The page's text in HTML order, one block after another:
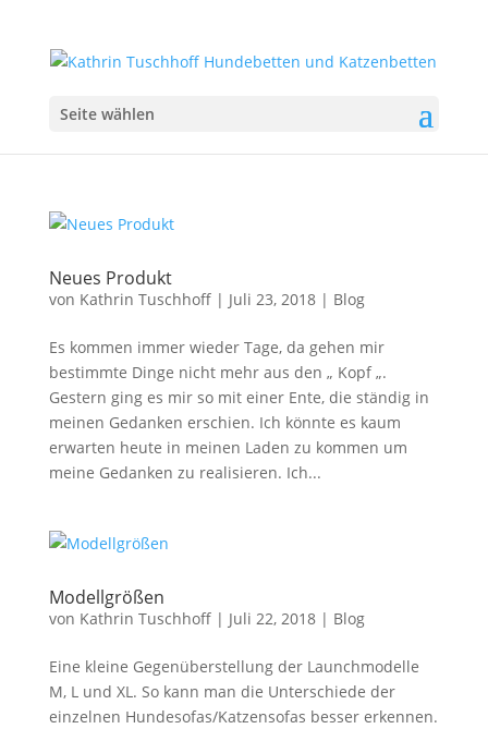
Seite wählen
Neues Produkt
von Kathrin Tuschhoff| Juli 23, 2018| Blog
Es kommen immer wieder Tage, da gehen mir
bestimmte Dinge nicht mehr aus den „ Kopf „.
Gestern ging es mir so mit einer Ente, die ständig in
meinen Gedanken erschien. Ich könnte es kaum
erwarten heute in meinen Laden zu kommen um
meine Gedanken zu realisieren. Ich...
Modellgrößen
von Kathrin Tuschhoff| Juli 22, 2018| Blog
Eine kleine Gegenüberstellung der Launchmodelle
M, L und XL. So kann man die Unterschiede der
einzelnen Hundesofas/Katzensofas besser erkennen.